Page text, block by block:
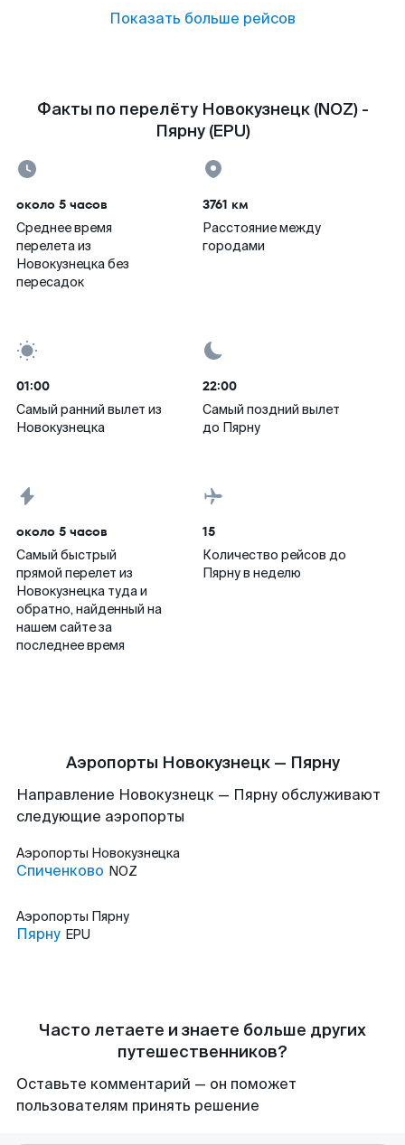
Показать больше рейсов
Факты по перелёту Новокузнецк (NOZ) -
Пярну (EPU)
около 5 часов
Среднее время
перелета из
Новокузнецка без
пересадок
3761 км
Расстояние между
городами
01:00
Самый ранний вылет из
Новокузнецка
22:00
Самый поздний вылет
до Пярну
около 5 часов
Самый быстрый
прямой перелет из
Новокузнецка туда и
обратно, найденный на
нашем сайте за
последнее время
15
Количество рейсов до
Пярну в неделю
Аэропорты Новокузнецк — Пярну
Направление Новокузнецк — Пярну обслуживают
следующие аэропорты
Аэропорты Новокузнецка
Спиченково NOZ
Аэропорты Пярну
Пярну EPU
Часто летаете и знаете больше других
путешественников?
Оставьте комментарий — он поможет
пользователям принять решение